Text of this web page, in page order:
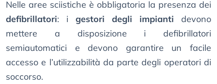
Nelle aree sciistiche è obbligatoria la presenza dei
defibrillatori: i gestori degli impianti devono
mettere a disposizione i defibrillatori
semiautomatici e devono garantire un facile
accesso e l’utilizzabilità da parte degli operatori di
soccorso.